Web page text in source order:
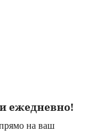
ежедневно!
на ваш